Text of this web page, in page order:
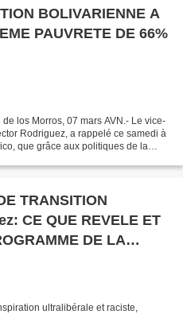
BOLIVARIENNE A
PAUVRETE DE 66%
los Morros, 07 mars AVN.- Le vice-
Rodriguez, a rappelé ce samedi à
que grâce aux politiques de la
TRANSITION
CE QUE REVELE ET
DE LA
EN CAS DE SUCCES
ultralibérale et raciste,